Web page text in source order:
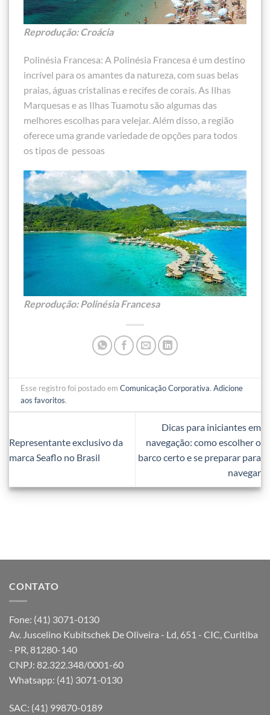
Reprodução: Croácia
Polinésia Francesa: A Polinésia Francesa é um destino
incrível para os amantes da natureza, com suas belas
praias, águas cristalinas e recifes de corais. As Ilhas
Marquesas e as Ilhas Tuamotu são algumas das
melhores escolhas para velejar. Além disso, a região
oferece uma grande variedade de opções para todos
os tipos de pessoas
Reprodução: Polinésia Francesa
Esse registro foi postado emComunicação Corporativa.Adicione
aos favoritos.
Representante exclusivo da
marca Seaflo no Brasil
Dicas para iniciantes em
navegação: como escolher o
barco certo e se preparar para
navegar
CONTATO
Fone: (41) 3071-0130
Av. Juscelino Kubitschek De Oliveira - Ld, 651 - CIC, Curitiba
- PR, 81280-140
CNPJ: 82.322.348/0001-60
Whatsapp: (41) 3071-0130
SAC: (41) 99870-0189